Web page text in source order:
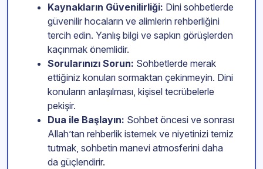
Kaynakların Güvenilirliği: Dini sohbetlerde
güvenilir hocaların ve alimlerin rehberliğini
tercih edin. Yanlış bilgi ve sapkın görüşlerden
kaçınmak önemlidir.
Sorularınızı Sorun: Sohbetlerde merak
ettiğiniz konuları sormaktan çekinmeyin. Dini
konuların anlaşılması, kişisel tecrübelerle
pekişir.
Dua ile Başlayın: Sohbet öncesi ve sonrası
Allah’tan rehberlik istemek ve niyetinizi temiz
tutmak, sohbetin manevi atmosferini daha
da güçlendirir.